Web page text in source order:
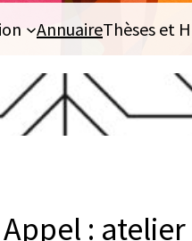
AnnuaireThèses et
Appel :